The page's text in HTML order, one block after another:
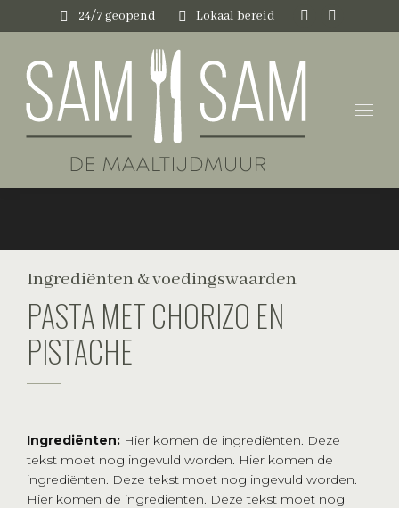
24/7 geopend Lokaal bereid
Instagram
new
Ingrediënten & voedingswaarden
PASTA MET CHORIZO EN
PISTACHE
Ingrediënten: Hier komen de ingrediënten. Deze
tekst moet nog ingevuld worden. Hier komen de
ingrediënten. Deze tekst moet nog ingevuld worden.
Hier komen de ingrediënten. Deze tekst moet nog